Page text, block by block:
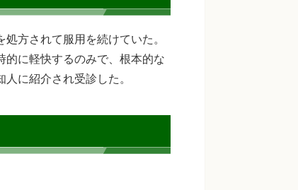
方されて服用を続けていた。
に軽快するのみで、根本的な
に紹介され受診した。